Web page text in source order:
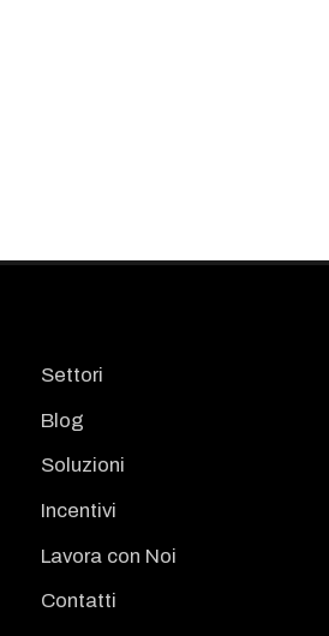
Settori
Blog
Soluzioni
Incentivi
Lavora con Noi
Contatti